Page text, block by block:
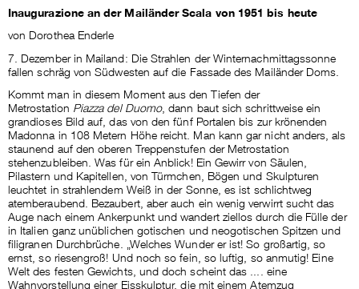
Inaugurazione an der Mailänder Scala von 1951 bis heute
von Dorothea Enderle
7. Dezember in Mailand: Die Strahlen der Winternachmittagssonne
fallen schräg von Südwesten auf die Fassade des Mailänder Doms.
Kommt man in diesem Moment aus den Tiefen der
Metrostation Piazza del Duomo, dann baut sich schrittweise ein
grandioses Bild auf, das von den fünf Portalen bis zur krönenden
Madonna in 108 Metern Höhe reicht. Man kann gar nicht anders, als
staunend auf den oberen Treppenstufen der Metrostation
stehenzubleiben. Was für ein Anblick! Ein Gewirr von Säulen,
Pilastern und Kapitellen, von Türmchen, Bögen und Skulpturen
leuchtet in strahlendem Weiß in der Sonne, es ist schlichtweg
atemberaubend. Bezaubert, aber auch ein wenig verwirrt sucht das
Auge nach einem Ankerpunkt und wandert ziellos durch die Fülle der
in Italien ganz unüblichen gotischen und neogotischen Spitzen und
filigranen Durchbrüche. „Welches Wunder er ist! So großartig, so
ernst, so riesengroß! Und noch so fein, so luftig, so anmutig! Eine
Welt des festen Gewichts, und doch scheint das .... eine
Wahnvorstellung einer Eisskulptur, die mit einem Atemzug